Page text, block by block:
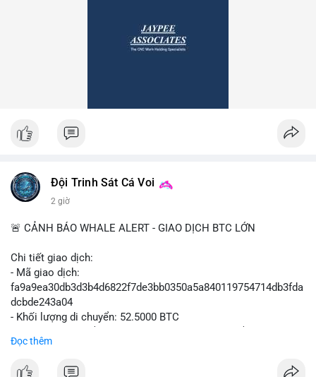
Đội Trinh Sát Cá Voi
2 giờ
🚨 CẢNH BÁO WHALE ALERT - GIAO DỊCH BTC LỚN
Chi tiết giao dịch:
- Mã giao dịch:
fa9a9ea30db3d3b4d6822f7de3bb0350a5a840119754714db3fda
dcbde243a04
- Khối lượng di chuyển: 52.5000 BTC
USD)
Đọc thêm